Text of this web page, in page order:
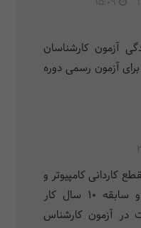
آزمون کارشناسان
آزمون رسمی دوره
کاردانی کامپیوتر و
کارشناسی حسابداری دارم و سابقه ۱۰ سال کار
در آزمون کارشناس